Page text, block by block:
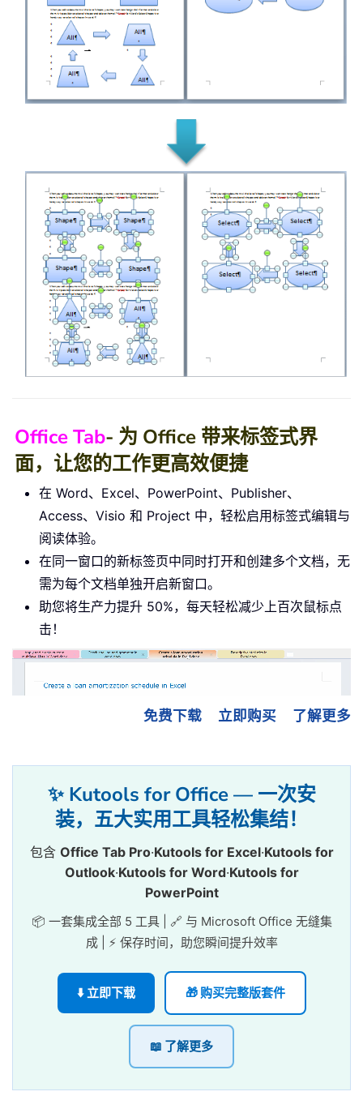
Office Tab- 为 Office 带来标签式界
面，让您的工作更高效便捷
在 Word、Excel、PowerPoint、Publisher、
Access、Visio 和 Project 中，轻松启用标签式编辑与
阅读体验。
在同一窗口的新标签页中同时打开和创建多个文档，无
需为每个文档单独开启新窗口。
助您将生产力提升 50%，每天轻松减少上百次鼠标点
击！
免费下载 立即购买 了解更多
✨ Kutools for Office — 一次安
装，五大实用工具轻松集结！
包含 Office Tab Pro·Kutools for Excel·Kutools for
Outlook·Kutools for Word·Kutools for
PowerPoint
📦 一套集成全部 5 工具 | 🔗 与 Microsoft Office 无缝集
成 | ⚡ 保存时间，助您瞬间提升效率
⬇️ 立即下载 🎁 购买完整版套件
📖 了解更多